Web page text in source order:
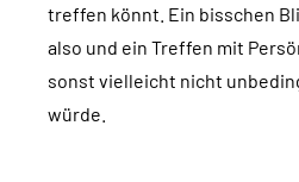
treffen könnt. Ein bisschen
also und ein Treffen mit
sonst vielleicht nicht
würde.